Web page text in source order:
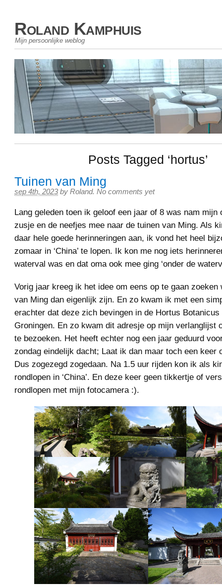
Roland Kamphuis
Mijn persoonlijke weblog
Posts Tagged ‘hortus’
Tuinen van Ming
sep 4th, 2023 by Roland. No comments yet
Lang geleden toen ik geloof een jaar of 8 was nam mijn
zusje en de neefjes mee naar de tuinen van Ming. Als
daar hele goede herinneringen aan, ik vond het heel
zomaar in ‘China’ te lopen. Ik kon me nog iets
waterval was en dat oma ook mee ging ‘onder de
Vorig jaar kreeg ik het idee om eens op te gaan zoeken
van Ming dan eigenlijk zijn. En zo kwam ik met een
erachter dat deze zich bevingen in de Hortus
Groningen. En zo kwam dit adresje op mijn verlanglijst
te bezoeken. Het heeft echter nog een jaar geduurd
zondag eindelijk dacht; Laat ik dan maar toch een keer
Dus zogezegd zogedaan. Na 1.5 uur rijden kon ik als
rondlopen in ‘China’. En deze keer geen tikkertje of
rondlopen met mijn fotocamera :).